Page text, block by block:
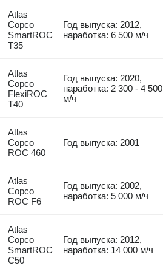
Atlas
Copco
SmartROC
T35
Год выпуска: 2012,
наработка: 6 500 м/ч
Atlas
Copco
FlexiROC
T40
Год выпуска: 2020,
наработка: 2 300 - 4 500
м/ч
Atlas
Copco
ROC 460
Год выпуска: 2001
Atlas
Copco
ROC F6
Год выпуска: 2002,
наработка: 5 000 м/ч
Atlas
Copco
SmartROC
C50
Год выпуска: 2012,
наработка: 14 000 м/ч